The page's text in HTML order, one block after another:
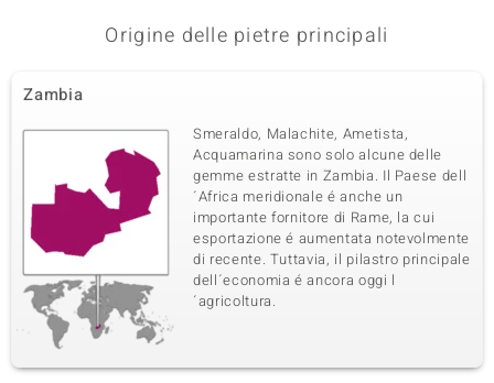
Origine delle pietre principali
Zambia
Smeraldo, Malachite, Ametista,
Acquamarina sono solo alcune delle
gemme estratte in Zambia. Il Paese dell
´Africa meridionale é anche un
importante fornitore di Rame, la cui
esportazione é aumentata notevolmente
di recente. Tuttavia, il pilastro principale
dell´economia é ancora oggi l
´agricoltura.